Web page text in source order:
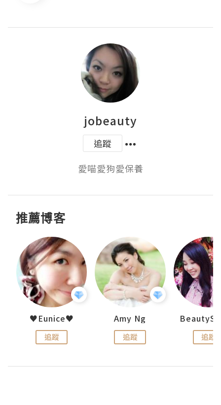
jobeauty
追蹤
愛喵愛狗愛保養
推薦博客
♥Eunice♥
追蹤
Amy Ng
追蹤 追蹤